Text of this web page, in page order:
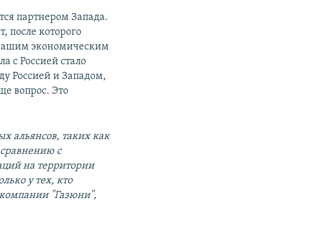
партнером Запада.
после которого
нашим экономическим
с Россией стало
Россией и Западом,
вопрос. Это
альянсов, таких как
с
на территории
у тех, кто
"Газюни",